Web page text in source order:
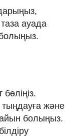
ауада
болыңыз.
және
болыңыз.